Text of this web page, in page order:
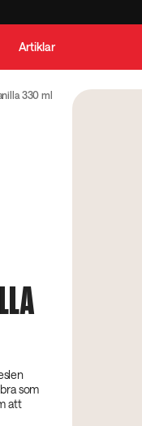
Artiklar
330 ml
som
att